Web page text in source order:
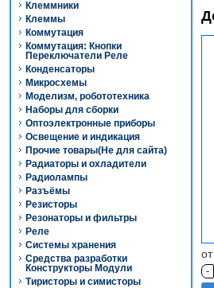
Клеммники
Клеммы
Коммутация
Коммутация: Кнопки
Переключатели Реле
Конденсаторы
Микросхемы
Моделизм, робототехника
Наборы для сборки
Оптоэлектронные приборы
Освещение и индикация
Прочие товары(Не для сайта)
Радиаторы и охладители
Радиолампы
Разъёмы
Резисторы
Резонаторы и фильтры
Реле
Системы хранения
Средства разработки
Конструкторы Модули
Тиристоры и симисторы
-